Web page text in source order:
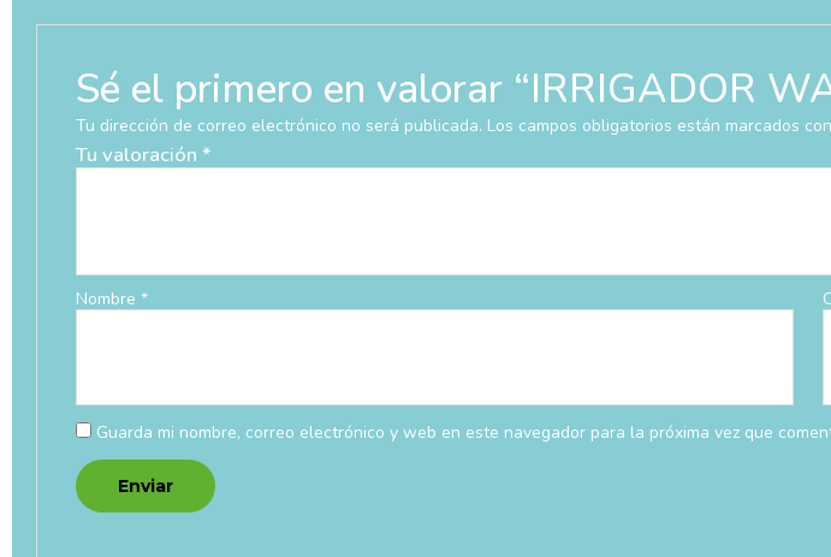
Sé el primero en valorar “IRRIGADOR
Tu dirección de correo electrónico no será publicada. Los campos obligatorios están marcados con
Tu valoración *
Nombre *
Guarda mi nombre, correo electrónico y web en este navegador para la próxima vez que